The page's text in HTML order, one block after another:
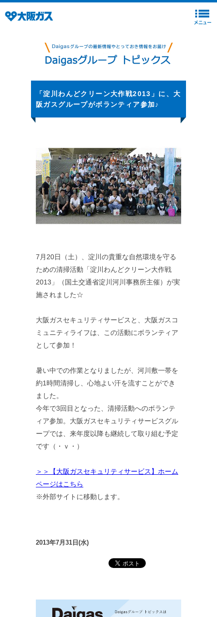
「淀川わんどクリーン大作戦2013」に、大
阪ガスグループがボランティア参加♪
7月20日（土）、淀川の貴重な自然環境を守る
ための清掃活動「淀川わんどクリーン大作戦
2013」（国土交通省淀川河川事務所主催）が実
施されました☆
大阪ガスセキュリティサービスと、大阪ガスコ
ミュニティライフは、この活動にボランティア
として参加！
暑い中での作業となりましたが、河川敷一帯を
約1時間清掃し、心地よい汗を流すことができ
ました。
今年で3回目となった、清掃活動へのボランテ
ィア参加。大阪ガスセキュリティサービスグル
ープでは、来年度以降も継続して取り組む予定
です（・ｖ・）
＞＞【大阪ガスセキュリティサービス】ホーム
ページはこちら
※外部サイトに移動します。
2013年7月31日(水)